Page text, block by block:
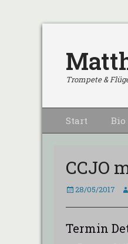
Trompete &
zum
Start Bio
CCJO
Veröffentlicht
28/05/2017
Termin